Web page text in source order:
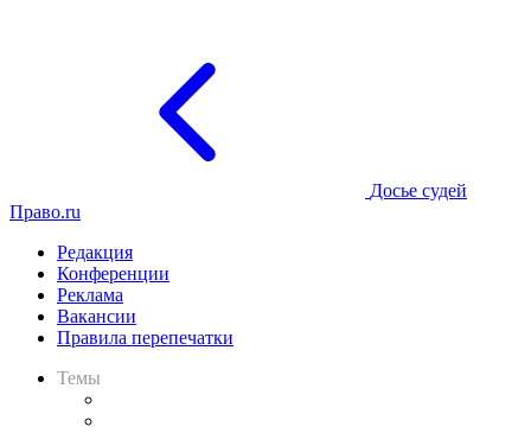
Досье судей
Право.ru
Редакция
Конференции
Реклама
Вакансии
Правила перепечатки
Темы